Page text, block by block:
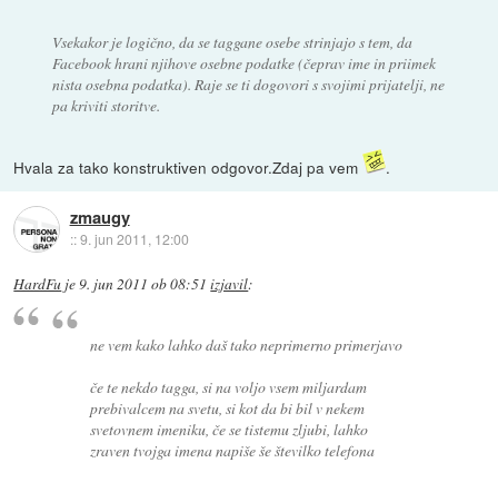
Vsekakor je logično, da se taggane osebe strinjajo s tem, da
Facebook hrani njihove osebne podatke (čeprav ime in priimek
nista osebna podatka). Raje se ti dogovori s svojimi prijatelji, ne
pa kriviti storitve.
Hvala za tako konstruktiven odgovor.Zdaj pa vem .
zmaugy
::9. jun 2011, 12:00
HardFu je9. jun 2011 ob 08:51 izjavil:
ne vem kako lahko daš tako neprimerno primerjavo
če te nekdo tagga, si na voljo vsem miljardam
prebivalcem na svetu, si kot da bi bil v nekem
svetovnem imeniku, če se tistemu zljubi, lahko
zraven tvojga imena napiše še številko telefona